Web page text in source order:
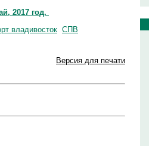
2017 год.
владивосток СПВ
Версия для печати